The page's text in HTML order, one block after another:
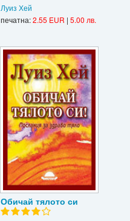
Луиз Хей
печатна:2.55 EUR | 5.00 лв.
Обичай тялото си